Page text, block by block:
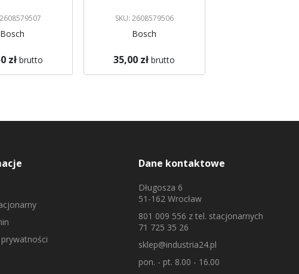
Bosch
zł brutto
SKU: 2608579506
Bosch
35,00 zł brutto
Brak w magazynie
Dane kontaktowe
Długosza 6
51-162 Wrocław
801 009 556 z tel. stacjonarnych
71 725 35 26
sklep@industria24.pl
pon. - pt. 8.00 - 16.00